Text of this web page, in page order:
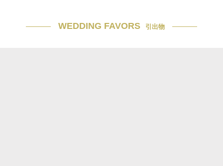
WEDDING FAVORS 引出物